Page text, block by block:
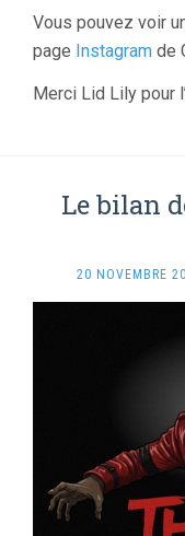
Vous pouvez voir
page Instagram de
Merci Lid Lily pour
Le bilan
20 NOVEMBRE